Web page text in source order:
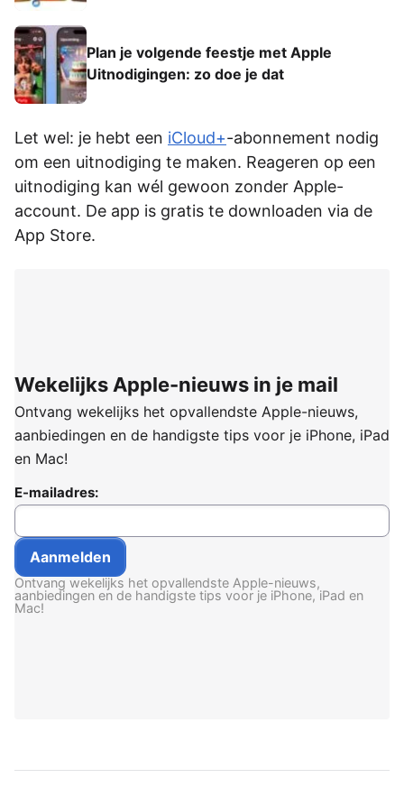
Plan je volgende feestje met Apple
Uitnodigingen: zo doe je dat
Let wel: je hebt een iCloud+-abonnement nodig
om een uitnodiging te maken. Reageren op een
uitnodiging kan wél gewoon zonder Apple-
account. De app is gratis te downloaden via de
App Store.
Wekelijks Apple-nieuws in je mail
Ontvang wekelijks het opvallendste Apple-nieuws,
aanbiedingen en de handigste tips voor je iPhone, iPad
en Mac!
E-mailadres:
Ontvang wekelijks het opvallendste Apple-nieuws,
aanbiedingen en de handigste tips voor je iPhone, iPad en
Mac!